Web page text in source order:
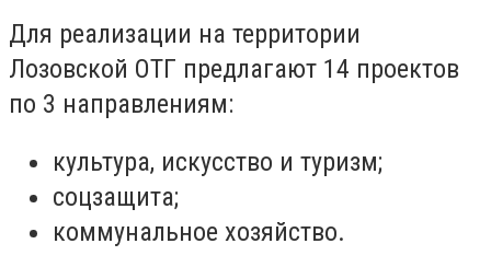
Для реализации на территории
Лозовской ОТГ предлагают 14 проектов
по 3 направлениям:
культура, искусство и туризм;
соцзащита;
коммунальное хозяйство.